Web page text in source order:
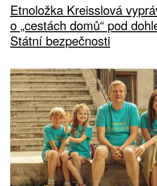
Etnoložka Kreisslová
o „cestách domů“ pod
Státní bezpečnosti